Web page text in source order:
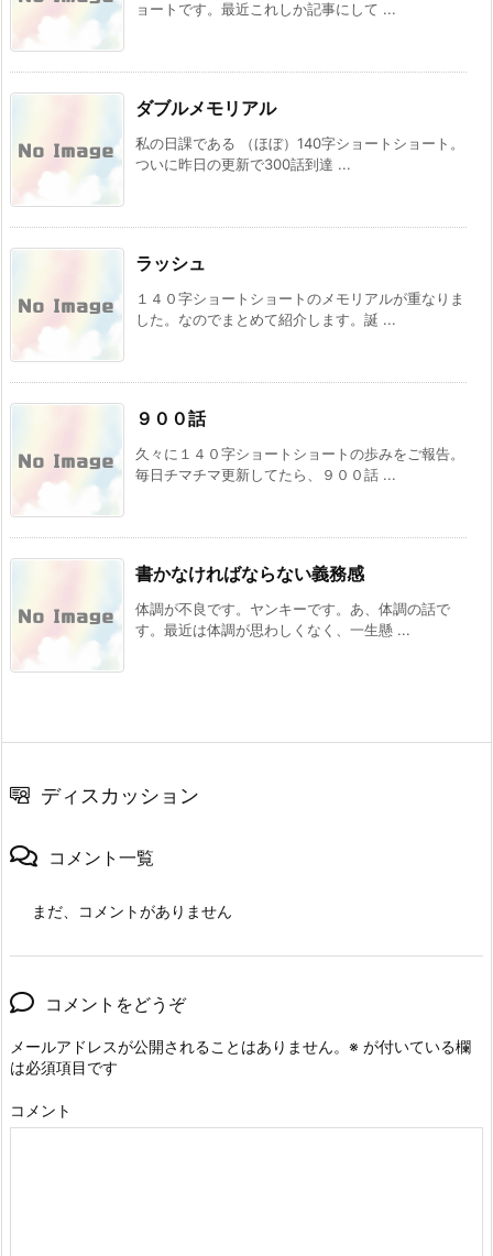
ョートです。最近これしか記事にして ...
ダブルメモリアル
私の日課である （ほぼ）140字ショートショート。
ついに昨日の更新で300話到達 ...
ラッシュ
１４０字ショートショートのメモリアルが重なりま
した。なのでまとめて紹介します。誕 ...
９００話
久々に１４０字ショートショートの歩みをご報告。
毎日チマチマ更新してたら、９００話 ...
書かなければならない義務感
体調が不良です。ヤンキーです。あ、体調の話で
す。最近は体調が思わしくなく、一生懸 ...
ディスカッション
コメント一覧
まだ、コメントがありません
コメントをどうぞ
メールアドレスが公開されることはありません。 ※ が付いている欄
は必須項目です
コメント